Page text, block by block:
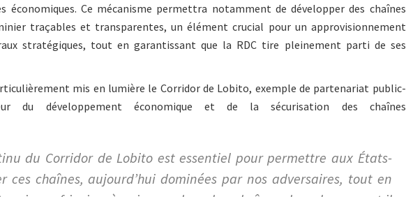
économiques. Ce mécanisme permettra notamment de développer des chaînes
traçables et transparentes, un élément crucial pour un approvisionnement
stratégiques, tout en garantissant que la RDC tire pleinement parti de ses
mis en lumière le Corridor de Lobito, exemple de partenariat public-
du développement économique et de la sécurisation des chaînes
du Corridor de Lobito est essentiel pour permettre aux États-
ces chaînes, aujourd’hui dominées par nos adversaires, tout en